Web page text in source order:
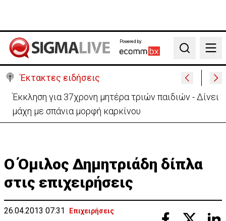
Powered by:
Search
Έκτακτες ειδήσεις
Γερμανία: Συγκρούστηκαν δύο τραμ - Τουλάχιστον
25 τραυματίες, οι 7 σοβαρά
Ο Όμιλος Δημητριάδη δίπλα
στις επιχειρήσεις
26.04.2013 07:31 Επιχειρήσεις